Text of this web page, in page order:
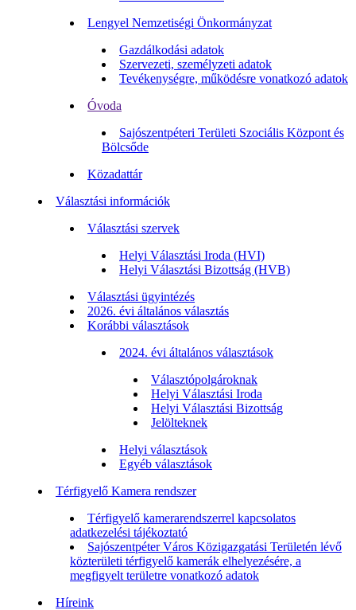
Lengyel Nemzetiségi Önkormányzat
Gazdálkodási adatok
Szervezeti, személyzeti adatok
Tevékenységre, működésre vonatkozó adatok
Óvoda
Sajószentpéteri Területi Szociális Központ és
Bölcsőde
Közadattár
Választási információk
Választási szervek
Helyi Választási Iroda (HVI)
Helyi Választási Bizottság (HVB)
Választási ügyintézés
2026. évi általános választás
Korábbi választások
2024. évi általános választások
Választópolgároknak
Helyi Választási Iroda
Helyi Választási Bizottság
Jelölteknek
Helyi választások
Egyéb választások
Térfigyelő Kamera rendszer
Térfigyelő kamerarendszerrel kapcsolatos
adatkezelési tájékoztató
Sajószentpéter Város Közigazgatási Területén lévő
közterületi térfigyelő kamerák elhelyezésére, a
megfigyelt területre vonatkozó adatok
Híreink